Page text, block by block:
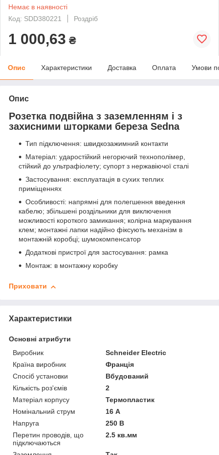
Немає в наявності
Код: SDD380221
Роздріб
1 000,63 ₴
Опис Характеристики Доставка Оплата Умови
Опис
Розетка подвійна з заземленням і з
захисними шторками береза Sedna
Тип підключення: швидкозажимний контакти
Матеріал: ударостійкий негорючий технополімер,
стійкий до ультрафіолету; супорт з нержавіючої сталі
Застосування: експлуатація в сухих теплих
приміщеннях
Особливості: напрямні для полегшення введення
кабелю; збільшені роздільники для виключення
можливості короткого замикання; колірна маркування
клем; монтажні лапки надійно фіксують механізм в
монтажній коробці; шумокомпенсатор
Додаткові пристрої для застосування: рамка
Монтаж: в монтажну коробку
Приховати
Характеристики
Основні атрибути
Виробник
Schneider Electric
Країна виробник
Франція
Спосіб установки
Вбудований
Кількість роз'ємів
2
Матеріал корпусу
Термопластик
Номінальний струм
16 А
Напруга
250 В
Перетин проводів, що
підключаються
2.5 кв.мм